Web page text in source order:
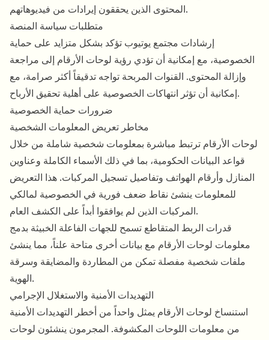
المحتوى الذين يحققون إيرادات من فيديوهاتهم.
متطلبات سياسة المنصة
إرشادات مجتمع يوتيوب تؤكد بشكل متزايد على حماية
الخصوصية، مع إمكانية أن تؤدي رؤية لوحات الأرقام إلى مراجعة
وإزالة المحتوى. القنوات المربحة تواجه تدقيقاً أكثر صرامة، مع
إمكانية أن تؤثر انتهاكات الخصوصية على أهلية تحقيق الأرباح.
ضرورات حماية الخصوصية
مخاطر تعريض المعلومات الشخصية
لوحات الأرقام ترتبط مباشرة بمعلومات شخصية شاملة من خلال
قواعد البيانات الحكومية، بما في ذلك الأسماء الكاملة وعناوين
المنازل وأرقام الهواتف وتفاصيل تسجيل المركبات. هذا التعريض
للمعلومات ينشئ نقاط ضعف فورية في الخصوصية لمالكي
المركبات الذين لم يوافقوا أبداً على الكشف العام.
قدرات الربط المتقاطع تسمح للجهات الفاعلة الخبيثة بدمج
معلومات لوحات الأرقام مع بيانات أخرى متاحة علناً، مما ينشئ
ملفات شخصية مفصلة تمكن من المطاردة والمضايقة وسرقة
الهوية.
التهديدات الأمنية والاستغلال الإجرامي
استنساخ لوحات الأرقام يمثل واحداً من أخطر التهديدات الأمنية
من معلومات اللوحات المكشوفة. المجرمون ينشئون لوحات